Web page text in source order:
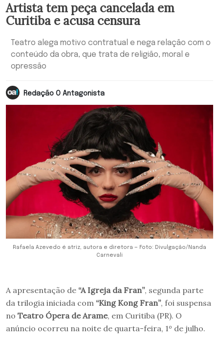
Artista tem peça cancelada em
Curitiba e acusa censura
Teatro alega motivo contratual e nega relação com o
conteúdo da obra, que trata de religião, moral e
opressão
Redação O Antagonista
Rafaela Azevedo é atriz, autora e diretora — Foto: Divulgação/Nanda
Carnevali
A apresentação de “A Igreja da Fran”, segunda parte
da trilogia iniciada com “King Kong Fran”, foi suspensa
no Teatro Ópera de Arame, em Curitiba (PR). O
anúncio ocorreu na noite de quarta-feira, 1º de julho.